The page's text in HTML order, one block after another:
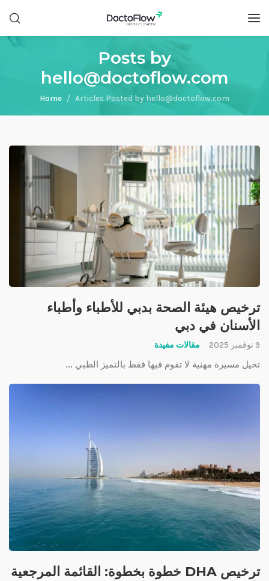
Posts by
hello@doctoflow.com
Home Articles Posted by hello@doctoflow.com
ترخيص هيئة الصحة بدبي للأطباء وأطباء
الأسنان في دبي
9 نوفمبر 2025 مقالات مفيدة
تخيل مسيرة مهنية لا تقوم فيها فقط بالتميز الطبي ...
ترخيص DHA خطوة بخطوة: القائمة المرجعية